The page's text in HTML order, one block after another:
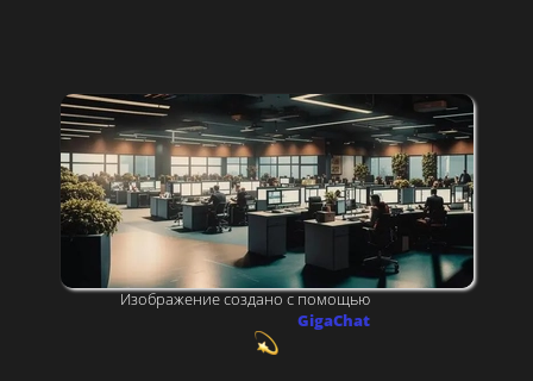
телекоммуникаций
Изображение создано с помощью
GigaChat